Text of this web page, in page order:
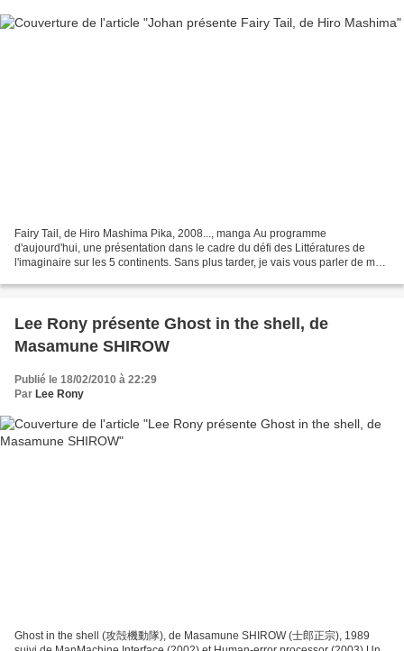
Fairy Tail, de Hiro Mashima Pika, 2008..., manga Au programme
d'aujourd'hui, une présentation dans le cadre du défi des Littératures de
l'imaginaire sur les 5 continents. Sans plus tarder, je vais vous parler de mon
Lee Rony présente Ghost in the shell, de
Masamune SHIROW
Publié le 18/02/2010 à 22:29
Par Lee Rony
Ghost in the shell (攻殻機動隊), de Masamune SHIROW (士郎正宗), 1989